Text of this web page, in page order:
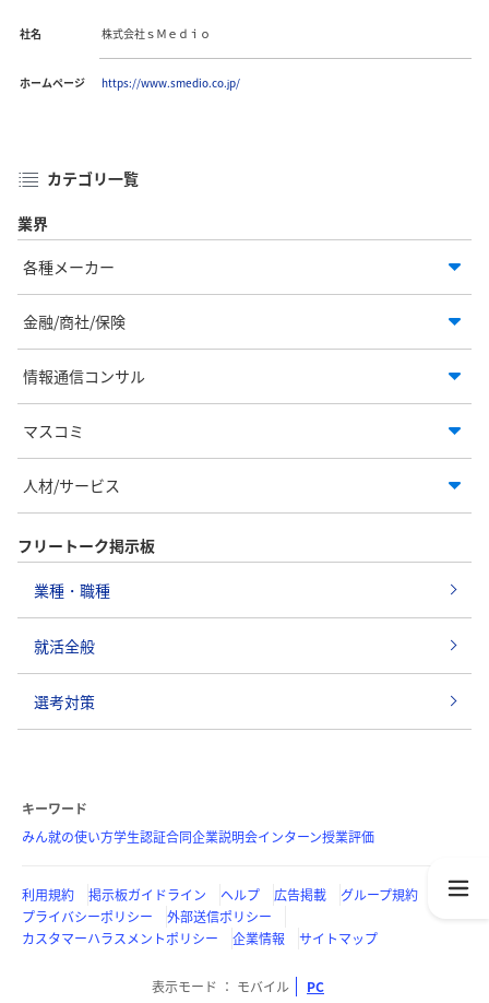
社名 株式会社ｓＭｅｄｉｏ
ホームページ https://www.smedio.co.jp/
カテゴリ一覧
業界
各種メーカー
金融/商社/保険
情報通信コンサル
マスコミ
人材/サービス
フリートーク掲示板
業種・職種
就活全般
選考対策
キーワード
みん就の使い方学生認証合同企業説明会インターン授業評価
利用規約 掲示板ガイドライン ヘルプ 広告掲載
グループ規約
プライバシーポリシー
外部送信ポリシー
カスタマーハラスメントポリシー
企業情報 サイトマップ
表示モード モバイル PC